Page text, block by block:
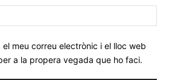
web:
el meu correu electrònic i el lloc web
a la propera vegada que ho faci.